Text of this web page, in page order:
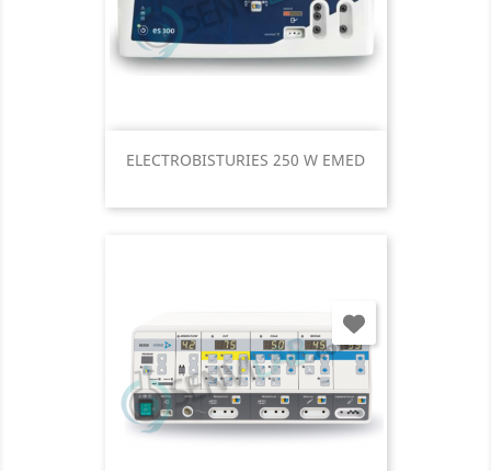
ELECTROBISTURIES 250 W EMED